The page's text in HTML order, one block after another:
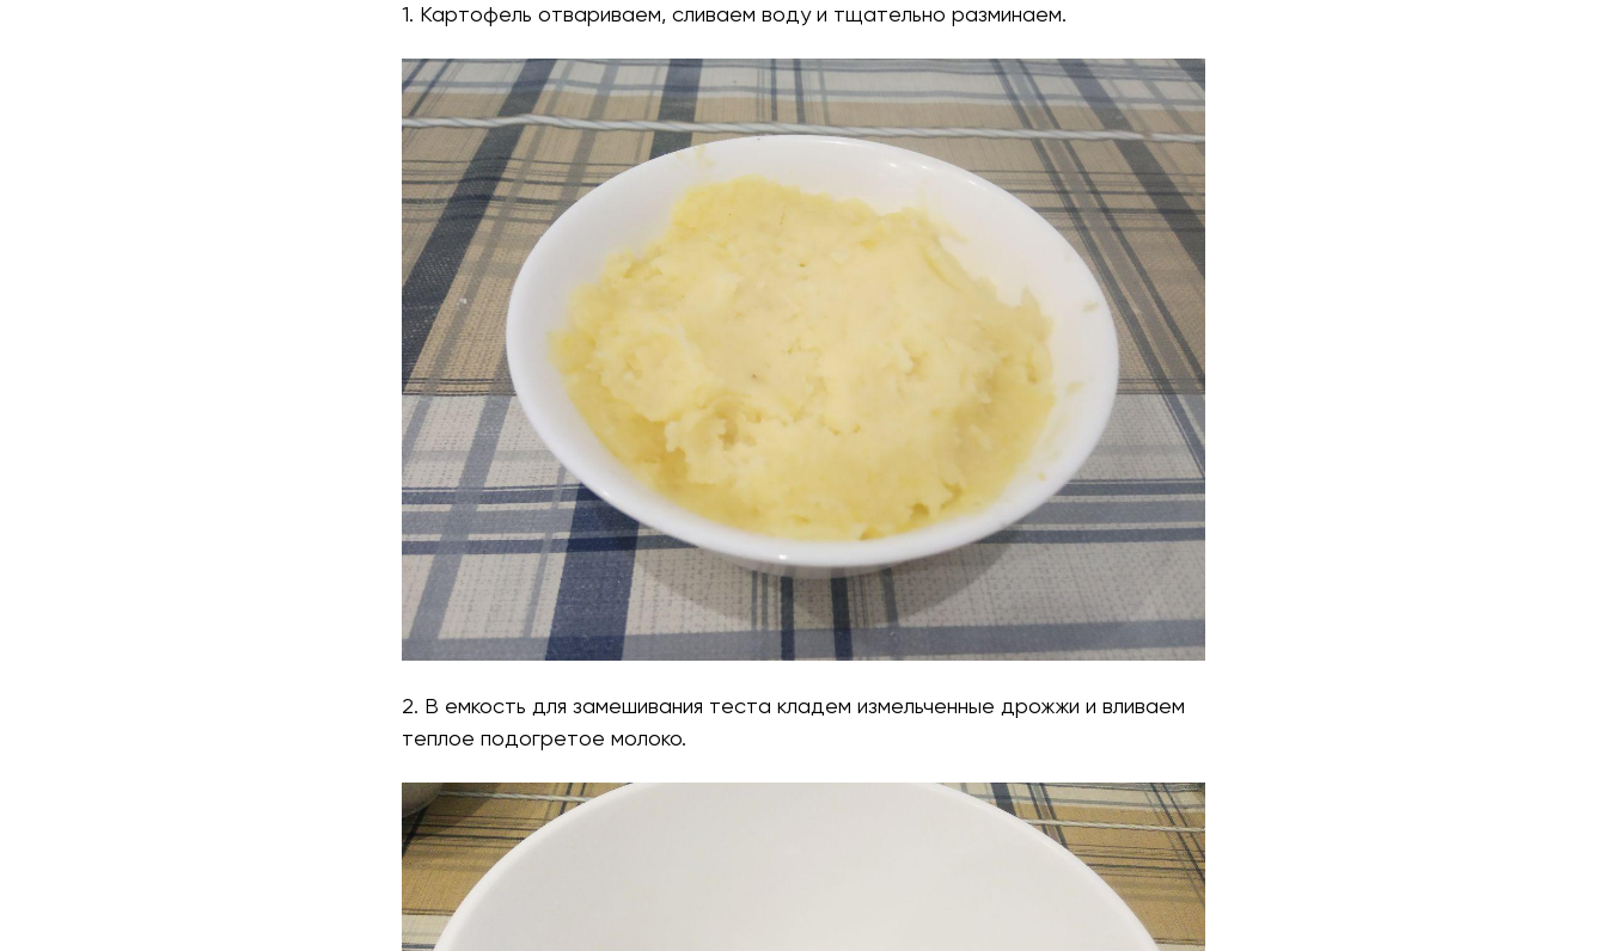
1. Картофель отвариваем, сливаем воду и тщательно разминаем.
2. В емкость для замешивания теста кладем измельченные дрожжи и вливаем
теплое подогретое молоко.